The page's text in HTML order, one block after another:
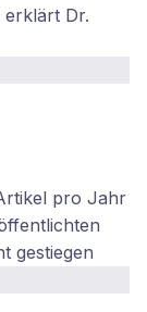
erklärt Dr.
pro Jahr
gestiegen